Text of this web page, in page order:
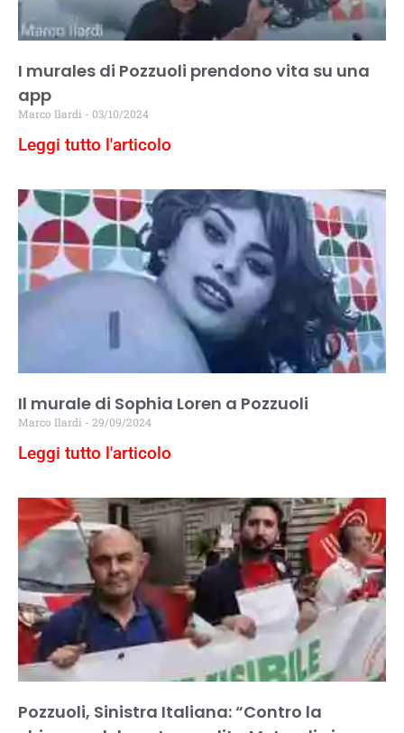
I murales di Pozzuoli prendono vita su una
app
Marco Ilardi 03/10/2024
Leggi tutto l'articolo
Il murale di Sophia Loren a Pozzuoli
Marco Ilardi 29/09/2024
Leggi tutto l'articolo
Pozzuoli, Sinistra Italiana: “Contro la